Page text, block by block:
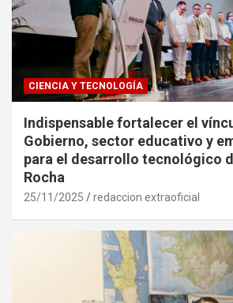
CIENCIA Y TECNOLOGÍA
Indispensable fortalecer el
Gobierno, sector educativo y
para el desarrollo tecnológico
Rocha
25/11/2025 redaccion extraoficial